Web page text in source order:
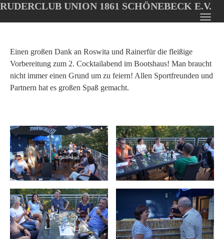
Oops, an error occurred! Code: 2026080604191045c23fc7
main
content
RUDERCLUB UNION 1861 SCHÖNEBECK E.V.
Einen großen Dank an Roswita und Rainerfür die fleißige
Vorbereitung zum 2. Cocktailabend im Bootshaus! Man braucht
nicht immer einen Grund um zu feiern! Allen Sportfreunden und
Partnern hat es großen Spaß gemacht.